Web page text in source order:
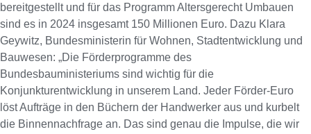
bereitgestellt und für das Programm Altersgerecht Umbauen
sind es in 2024 insgesamt 150 Millionen Euro. Dazu Klara
Geywitz, Bundesministerin für Wohnen, Stadtentwicklung und
Bauwesen: „Die Förderprogramme des
Bundesbauministeriums sind wichtig für die
Konjunkturentwicklung in unserem Land. Jeder Förder-Euro
löst Aufträge in den Büchern der Handwerker aus und kurbelt
die Binnennachfrage an. Das sind genau die Impulse, die wir